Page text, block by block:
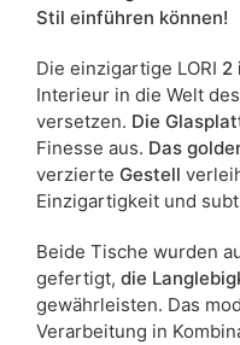
Stil einführen können!
Die einzigartige LORI 2
Interieur in die Welt
versetzen. Die
Finesse aus. Das
verzierte Gestell
Einzigartigkeit und
Beide Tische wurden
gefertigt, die
gewährleisten. Das
Verarbeitung in